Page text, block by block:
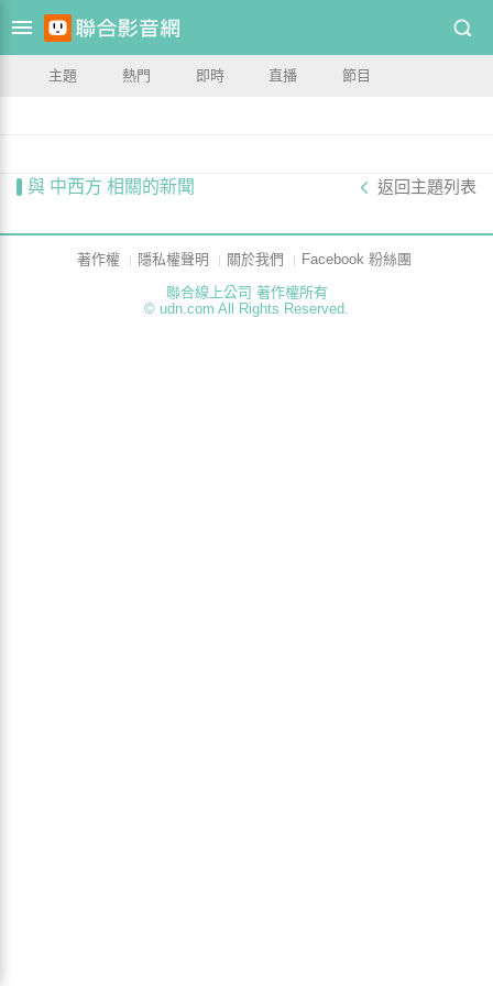
主題 熱門 即時 直播 節目
與 中西方 相關的新聞 返回主題列表
著作權 隱私權聲明 關於我們
Facebook 粉絲團
聯合線上公司 著作權所有
© udn.com All Rights Reserved.